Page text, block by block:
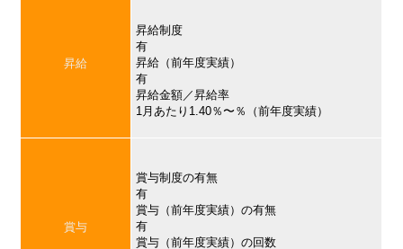
昇給
昇給制度
有
昇給（前年度実績）
有
昇給金額／昇給率
1月あたり1.40％〜％（前年度実績）
賞与
賞与制度の有無
有
賞与（前年度実績）の有無
有
賞与（前年度実績）の回数